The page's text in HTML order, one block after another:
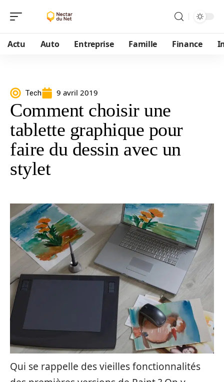
Actu Auto Entreprise Famille Finance
Tech 9 avril 2019
Comment choisir une
tablette graphique pour
faire du dessin avec un
stylet
Qui se rappelle des vieilles fonctionnalités